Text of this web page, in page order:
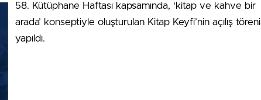
58. Kütüphane Haftası kapsamında, ‘kitap ve kahve bir
arada’ konseptiyle oluşturulan Kitap Keyfi’nin açılış töreni
yapıldı.